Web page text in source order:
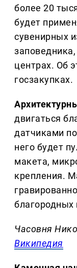
более 20
будет
сувенирных
центрах. Об
госзакупках.
двигаться
датчиками
него будет
макета,
крепления.
благородных
Часовня
Википедия